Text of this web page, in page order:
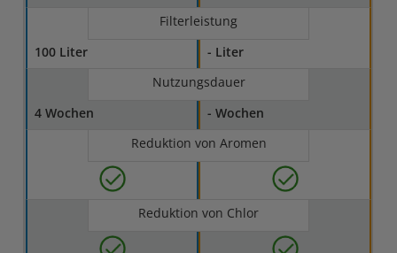
Filterleistung
100 Liter
- Liter
Nutzungsdauer
4 Wochen
- Wochen
Reduktion von Aromen
Reduktion von Chlor